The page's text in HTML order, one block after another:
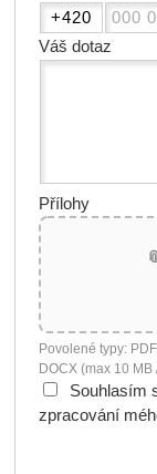
Váš dotaz
Přílohy
Povolené typy:
DOCX (max 10
Souhlasím
zpracování